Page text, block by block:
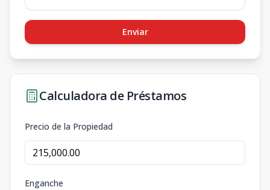
Enviar
Calculadora de Préstamos
Precio de la Propiedad
Enganche